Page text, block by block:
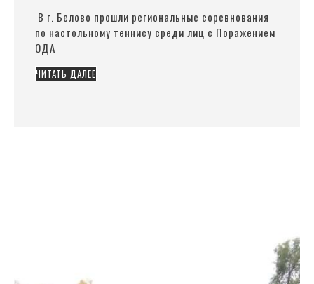
В г. Белово прошли региональные соревнования
по настольному теннису среди лиц с Поражением
ОДА
ЧИТАТЬ ДАЛЕЕ